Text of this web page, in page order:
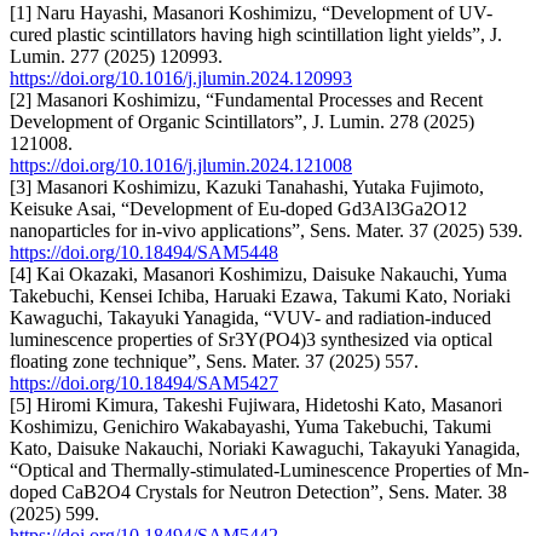
[1] Naru Hayashi, Masanori Koshimizu, “Development of UV-
cured plastic scintillators having high scintillation light yields”, J.
Lumin. 277 (2025) 120993.
https://doi.org/10.1016/j.jlumin.2024.120993
[2] Masanori Koshimizu, “Fundamental Processes and Recent
Development of Organic Scintillators”, J. Lumin. 278 (2025)
121008.
https://doi.org/10.1016/j.jlumin.2024.121008
[3] Masanori Koshimizu, Kazuki Tanahashi, Yutaka Fujimoto,
Keisuke Asai, “Development of Eu-doped Gd3Al3Ga2O12
nanoparticles for in-vivo applications”, Sens. Mater. 37 (2025) 539.
https://doi.org/10.18494/SAM5448
[4] Kai Okazaki, Masanori Koshimizu, Daisuke Nakauchi, Yuma
Takebuchi, Kensei Ichiba, Haruaki Ezawa, Takumi Kato, Noriaki
Kawaguchi, Takayuki Yanagida, “VUV- and radiation-induced
luminescence properties of Sr3Y(PO4)3 synthesized via optical
floating zone technique”, Sens. Mater. 37 (2025) 557.
https://doi.org/10.18494/SAM5427
[5] Hiromi Kimura, Takeshi Fujiwara, Hidetoshi Kato, Masanori
Koshimizu, Genichiro Wakabayashi, Yuma Takebuchi, Takumi
Kato, Daisuke Nakauchi, Noriaki Kawaguchi, Takayuki Yanagida,
“Optical and Thermally-stimulated-Luminescence Properties of Mn-
doped CaB2O4 Crystals for Neutron Detection”, Sens. Mater. 38
(2025) 599.